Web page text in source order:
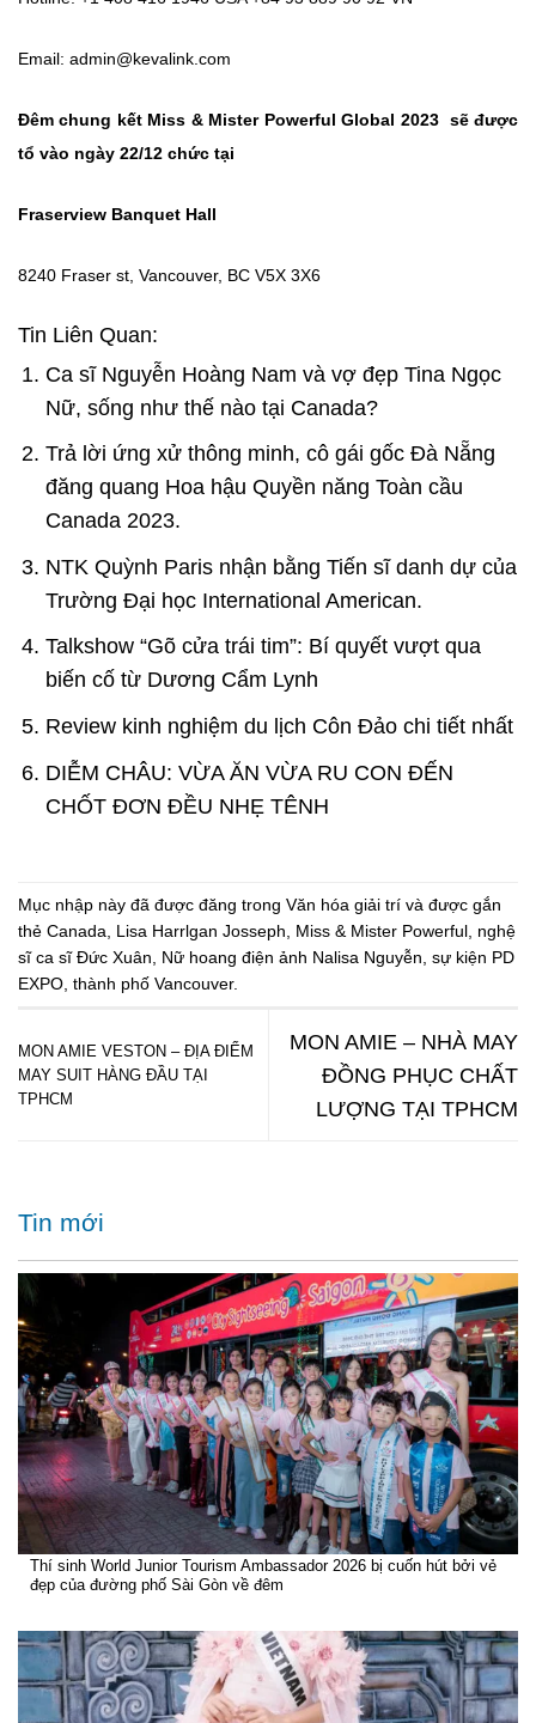
Email: admin@kevalink.com
Đêm chung kết Miss & Mister Powerful Global 2023 sẽ được
tổ vào ngày 22/12 chức tại
Fraserview Banquet Hall
8240 Fraser st, Vancouver, BC V5X 3X6
Tin Liên Quan:
Ca sĩ Nguyễn Hoàng Nam và vợ đẹp Tina Ngọc
Nữ, sống như thế nào tại Canada?
Trả lời ứng xử thông minh, cô gái gốc Đà Nẵng
đăng quang Hoa hậu Quyền năng Toàn cầu
Canada 2023.
NTK Quỳnh Paris nhận bằng Tiến sĩ danh dự của
Trường Đại học International American.
Talkshow “Gõ cửa trái tim”: Bí quyết vượt qua
biến cố từ Dương Cẩm Lynh
Review kinh nghiệm du lịch Côn Đảo chi tiết nhất
DIỄM CHÂU: VỪA ĂN VỪA RU CON ĐẾN
CHỐT ĐƠN ĐỀU NHẸ TÊNH
Mục nhập này đã được đăng trong Văn hóa giải trí và được gắn
thẻ Canada Lisa Harrlgan Josseph Miss & Mister Powerful nghệ
sĩ ca sĩ Đức Xuân
Nữ hoang điện ảnh Nalisa Nguyễn sự kiện PD
EXPO thành phố Vancouver.
MON AMIE VESTON – ĐỊA ĐIỂM
MAY SUIT HÀNG ĐẦU TẠI
TPHCM
MON AMIE – NHÀ MAY
ĐỒNG PHỤC CHẤT
LƯỢNG TẠI TPHCM
Tin mới
Thí sinh World Junior Tourism Ambassador 2026 bị cuốn hút bởi vẻ
đẹp của đường phố Sài Gòn về đêm